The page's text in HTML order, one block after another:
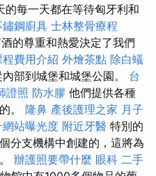
的每一天都在等待匈牙利和
鏽鋼廚具 士林整骨療程
的尊重和熱愛決定了我們
費用介紹 外燴茶點 除白蟻
部到城堡和城堡公園。 台
證照 防水膠 他們提供各種
。 隆鼻 產後護理之家 月子
站曝光度 附近牙醫 特別的
分支機構中創建的，這將為
辦護照要帶什麼 眼科 二手